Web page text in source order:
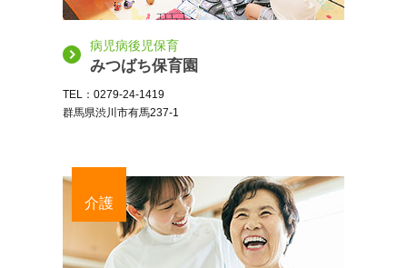
病児病後児保育
みつばち保育園
TEL：0279-24-1419
群馬県渋川市有馬237-1
介護